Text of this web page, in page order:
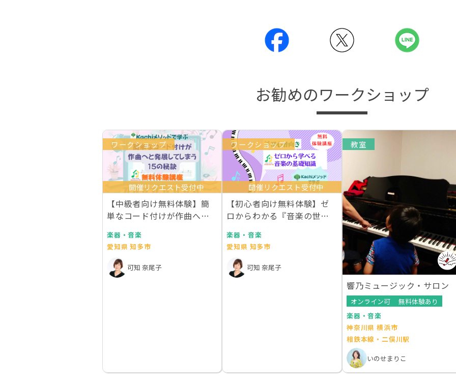
お勧めのワークショップ
ワークショップ
開催リクエスト受付中
【中級者向け無料体験】簡
単なコード付けが作曲へと
楽器・音楽
愛知県 知多市
可知 奈尾子
ワークショップ
開催リクエスト受付中
【初心者向け無料体験】ゼ
ロからわかる『音楽の世界
楽器・音楽
愛知県 知多市
可知 奈尾子
教室
響乃ミュージック・サロン
オンライン可
無料体験あり
楽器・音楽
神奈川県 横浜市
相鉄本線・二俣川駅
いのせまりこ